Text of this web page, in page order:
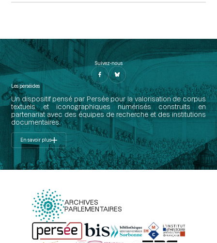
Suivez-nous
Les perséides
Un dispositif pensé par Persée pour la valorisation de corpus
textuels et iconographiques numérisés construits en
partenariat avec des équipes de recherche et des institutions
documentaires.
En savoir plus
ARCHIVES
PARLEMENTAIRES